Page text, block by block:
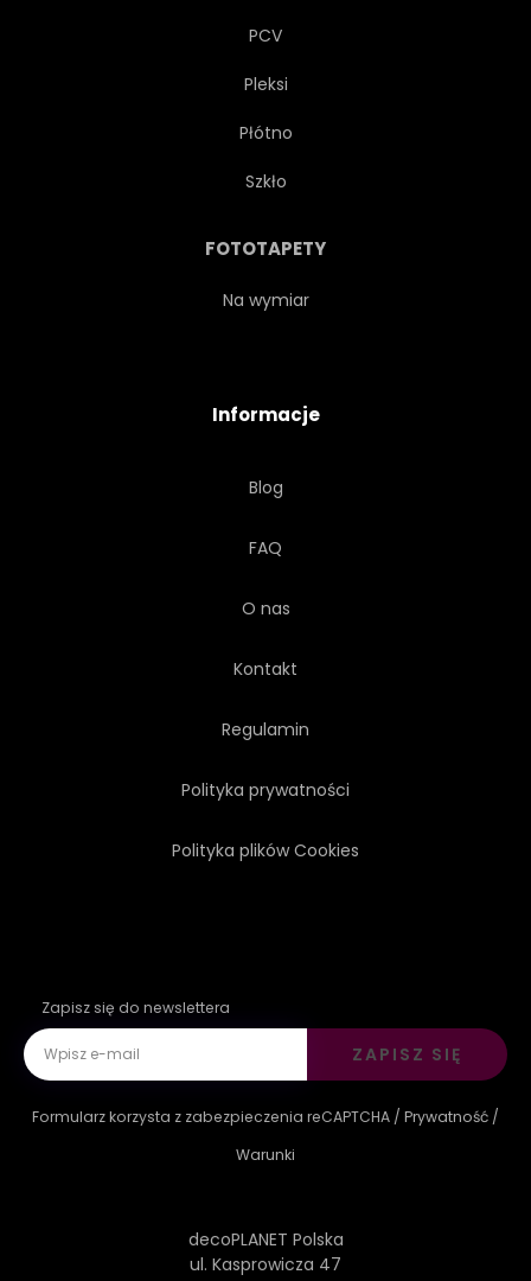
PCV
Pleksi
Płótno
Szkło
FOTOTAPETY
Na wymiar
Informacje
Blog
FAQ
O nas
Kontakt
Regulamin
Polityka prywatności
Polityka plików Cookies
Zapisz się do newslettera
ZAPISZ SIĘ
Formularz korzysta z zabezpieczenia reCAPTCHA / Prywatność /
Warunki
decoPLANET Polska
ul. Kasprowicza 47